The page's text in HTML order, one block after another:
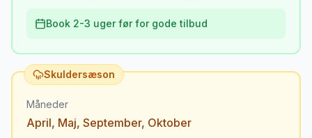
Book 2-3 uger før for gode tilbud
Skuldersæson
Måneder
April, Maj, September, Oktober